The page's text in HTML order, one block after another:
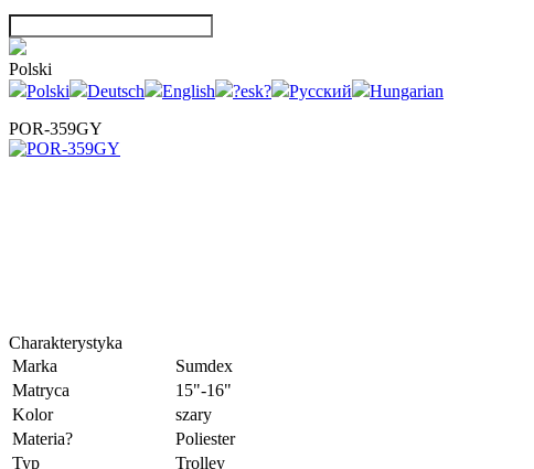
Polski
Polski
Deutsch English ?esk? Русский
Hungarian
POR-359GY
Charakterystyka
Marka
Sumdex
Matryca
15"-16"
Kolor
szary
Materia?
Poliester
Typ
Trolley